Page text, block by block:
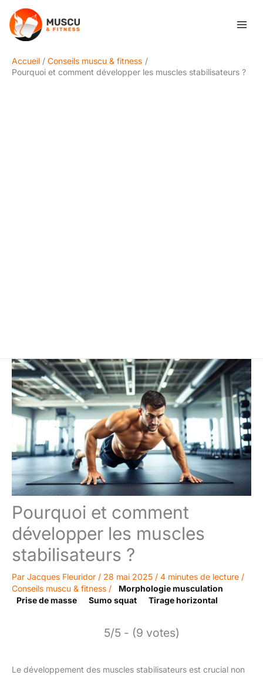
contenu
Accueil
Conseils muscu & fitness
Pourquoi et comment développer les muscles stabilisateurs ?
Pourquoi et comment
développer les muscles
stabilisateurs ?
Par Jacques Fleuridor / 28 mai 2025 / 4 minutes de lecture /
Conseils muscu & fitness /
Morphologie musculation
Prise de masse
Sumo squat Tirage horizontal
5/5 - (9 votes)
Le développement des muscles stabilisateurs est crucial non
Rechercher